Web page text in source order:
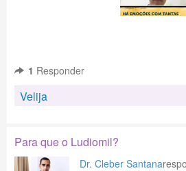
1 Responder
Velija
Para que o Ludiomil?
Dr. Cleber Santana